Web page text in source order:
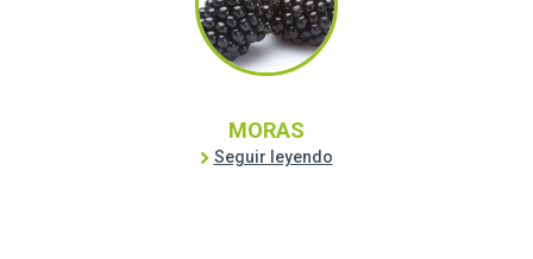
MORAS
Seguir leyendo